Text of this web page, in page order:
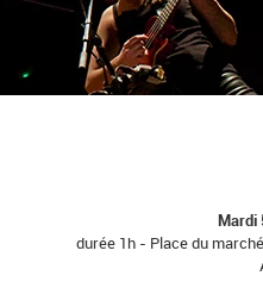
Mardi
durée 1h - Place du